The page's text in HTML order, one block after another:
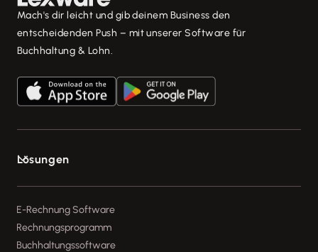
Mach's dir leicht und gib deinem Business den
entscheidenden Push – mit unserer Software für
Buchhaltung & Lohn.
Lösungen

E-Rechnung Software
Rechnungsprogramm
Buchhaltungssoftware